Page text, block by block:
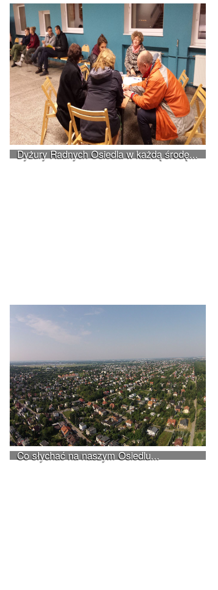
Dyżury Radnych Osiedla w każdą środę...
Co słychać na naszym Osiedlu...